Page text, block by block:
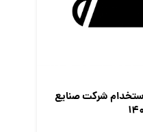
شرکت صنایع